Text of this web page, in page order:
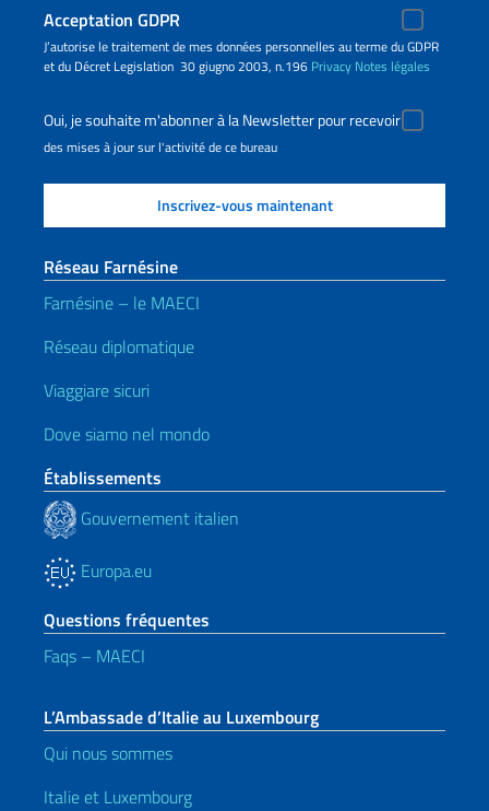
Acceptation GDPR
J’autorise le traitement de mes données personnelles au terme du GDPR
et du Décret Legislation 30 giugno 2003, n.196 Privacy Notes légales
Oui, je souhaite m'abonner à la Newsletter pour recevoir
des mises à jour sur l'activité de ce bureau
Réseau Farnésine
Farnésine – le MAECI
Réseau diplomatique
Viaggiare sicuri
Dove siamo nel mondo
Établissements
Gouvernement italien
Europa.eu
Questions fréquentes
Faqs – MAECI
L’Ambassade d’Italie au Luxembourg
Qui nous sommes
Italie et Luxembourg